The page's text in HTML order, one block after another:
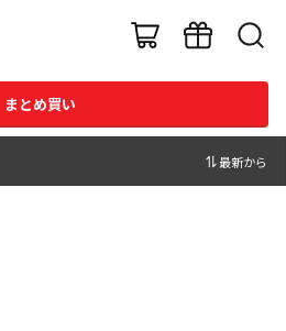
まとめ買い
最新から